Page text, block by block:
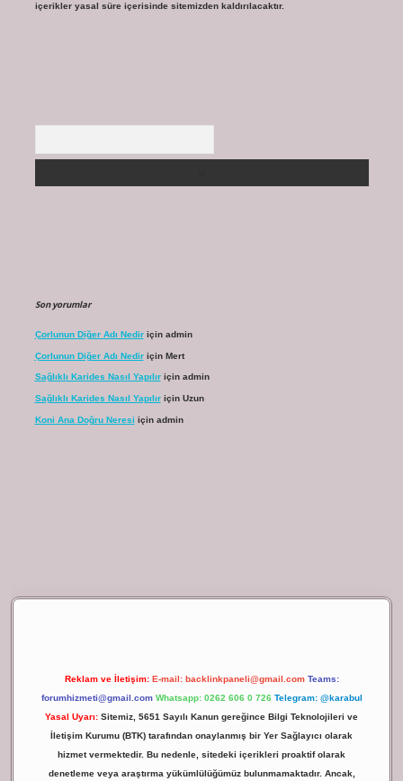
içerikler yasal süre içerisinde sitemizden kaldırılacaktır.
Son yorumlar
Çorlunun Diğer Adı Nediriçin admin
Çorlunun Diğer Adı Nediriçin Mert
Sağlıklı Karides Nasıl Yapılıriçin admin
Sağlıklı Karides Nasıl Yapılıriçin Uzun
Koni Ana Doğru Neresi için admin
Reklam ve İletişim: E-mail: backlinkpaneli@gmail.com Teams:
forumhizmeti@gmail.com Whatsapp: 0262 606 0 726 Telegram: @karabul
Yasal Uyarı: Sitemiz, 5651 Sayılı Kanun gereğince Bilgi Teknolojileri ve
İletişim Kurumu (BTK) tarafından onaylanmış bir Yer Sağlayıcı olarak
hizmet vermektedir. Bu nedenle, sitedeki içerikleri proaktif olarak
denetleme veya araştırma yükümlülüğümüz bulunmamaktadır. Ancak,